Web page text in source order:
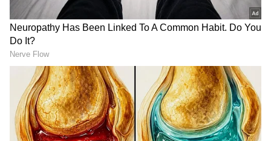
Image Credit :ANI
ವಿರಾಟ್ ಕೊಹ್ಲಿ ಸ್ಥಾನಕ್ಕೆ ಜೈಸ್ವಾಲ್‌ಗೆ ಮಣೆ
ಹೌದು, ತಾರಾ ಕ್ರಿಕೆಟಿಗ ವಿರಾಟ್‌ ಕೊಹ್ಲಿ ಗಾಯದ
ಕಾರಣದಿಂದ ಅಫ್ಘಾನಿಸ್ತಾನ ವಿರುದ್ಧ 3 ಪಂದ್ಯಗಳ ಏಕದಿನ
ಸರಣಿಗೆ ಗೈರಾಗಲಿದ್ದು, ಅವರ ಬದಲು ರಾಜಸ್ಥಾನ ರಾಯಲ್ಸ್
ತಂಡದ ಆರಂಭಿಕ ಬ್ಯಾಟರ್ ಯಶಸ್ವಿ ಜೈಸ್ವಾಲ್‌ರನ್ನು ತಂಡಕ್ಕೆ